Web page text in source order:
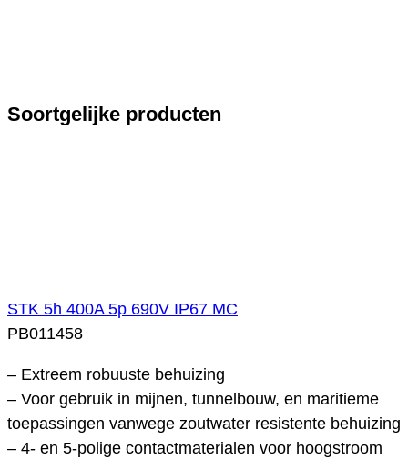
Soortgelijke producten
STK 5h 400A 5p 690V IP67 MC
PB011458
– Extreem robuuste behuizing
– Voor gebruik in mijnen, tunnelbouw, en maritieme
toepassingen vanwege zoutwater resistente behuizing
– 4- en 5-polige contactmaterialen voor hoogstroom